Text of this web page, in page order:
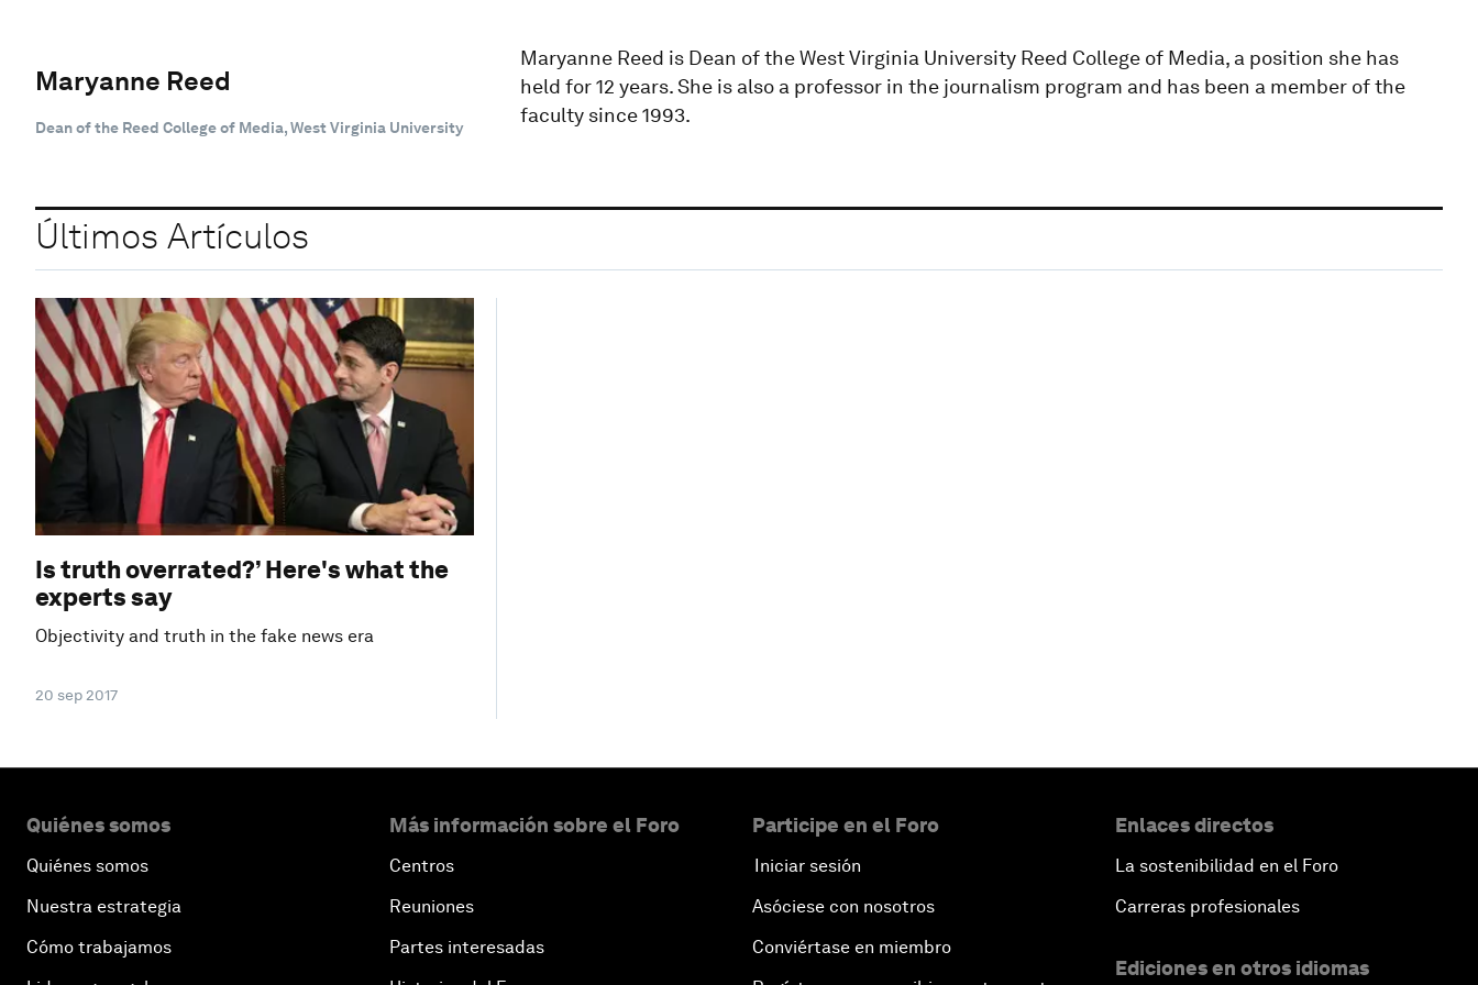
Maryanne Reed
Dean of the Reed College of Media, West Virginia University
Maryanne Reed is Dean of the West Virginia University Reed College of Media, a position she has
held for 12 years. She is also a professor in the journalism program and has been a member of the
faculty since 1993.
Últimos Artículos
Is truth overrated?’ Here's what the
experts say
Objectivity and truth in the fake news era
20 sep 2017
Quiénes somos
Quiénes somos
Nuestra estrategia
Cómo trabajamos
Más información sobre el Foro
Centros
Reuniones
Partes interesadas
Participe en el Foro
Iniciar sesión
Asóciese con nosotros
Conviértase en miembro
Enlaces directos
La sostenibilidad en el Foro
Carreras profesionales
Ediciones en otros idiomas